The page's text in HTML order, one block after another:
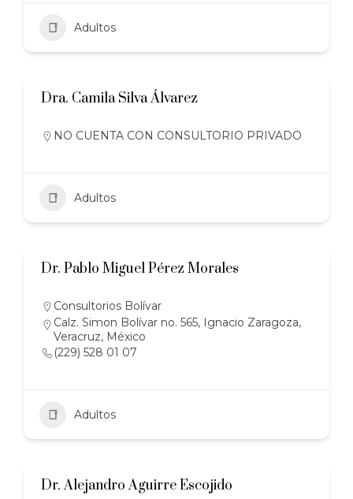
Adultos
Dra. Camila Silva Álvarez
NO CUENTA CON CONSULTORIO PRIVADO
Adultos
Dr. Pablo Miguel Pérez Morales
Consultorios Bolívar
Calz. Simon Bolívar no. 565, Ignacio Zaragoza,
Veracruz, México
(229) 528 01 07
Adultos
Dr. Alejandro Aguirre Escojido